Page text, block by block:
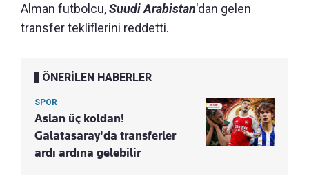
Alman futbolcu,Suudi Arabistan'dan gelen
transfer tekliflerini reddetti.
ÖNERİLEN HABERLER
SPOR
Aslan üç koldan!
Galatasaray'da transferler
ardı ardına gelebilir